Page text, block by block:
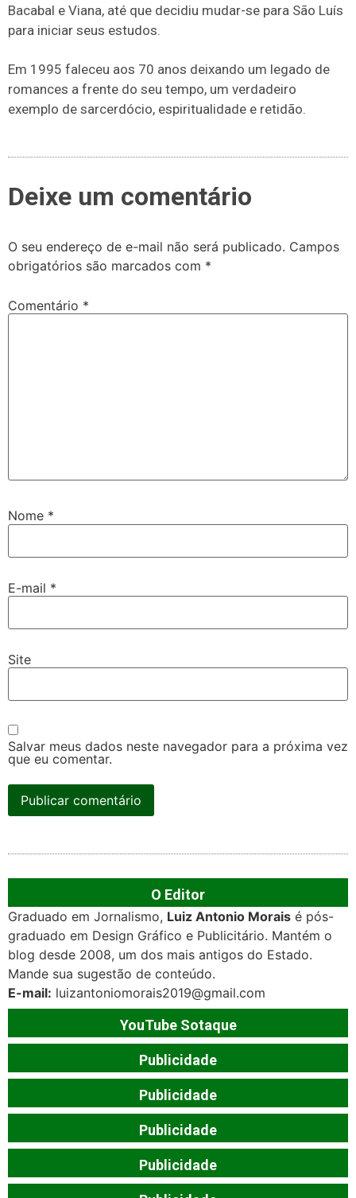
Bacabal e Viana, até que decidiu mudar-se para São Luís
para iniciar seus estudos.
Em 1995 faleceu aos 70 anos deixando um legado de
romances a frente do seu tempo, um verdadeiro
exemplo de sarcerdócio, espiritualidade e retidão.
Deixe um comentário
O seu endereço de e-mail não será publicado. Campos
obrigatórios são marcados com *
Comentário *
Nome *
E-mail *
Site
Salvar meus dados neste navegador para a próxima vez
que eu comentar.
O Editor
Graduado em Jornalismo, Luiz Antonio Morais é pós-
graduado em Design Gráfico e Publicitário. Mantém o
blog desde 2008, um dos mais antigos do Estado.
Mande sua sugestão de conteúdo.
E-mail: luizantoniomorais2019@gmail.com
YouTube Sotaque
Publicidade
Publicidade
Publicidade
Publicidade